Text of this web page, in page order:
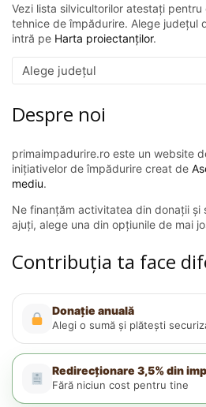
Vezi lista silvicultorilor atestați
tehnice de împădurire. Alege județul
intră pe Harta proiectanților.
Despre noi
primaimpadurire.ro este un website
inițiativelor de împădurire creat de
mediu.
Ne finanțăm activitatea din donații și
ajuți, alege una din opțiunile de mai
Contribuția ta face
Donație anuală
Alegi o sumă și plătești
Redirecționare 3,5% din
Fără niciun cost pentru tine